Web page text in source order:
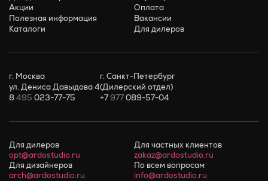
Акции
Полезная информация
Каталоги
Оплата
Вакансии
Для дилеров
г. Москва
ул. Дениса Давыдова 4
8495 023-77-75
г. Санкт-Петербург
(Дилерский отдел)
+7977089-57-04
Для дилеров
opt@ardostudio.ru
Для частных клиентов
zakaz@ardostudio.ru
Для дизайнеров
arch@ardostudio.ru
По всем вопросам
info@ardostudio.ru